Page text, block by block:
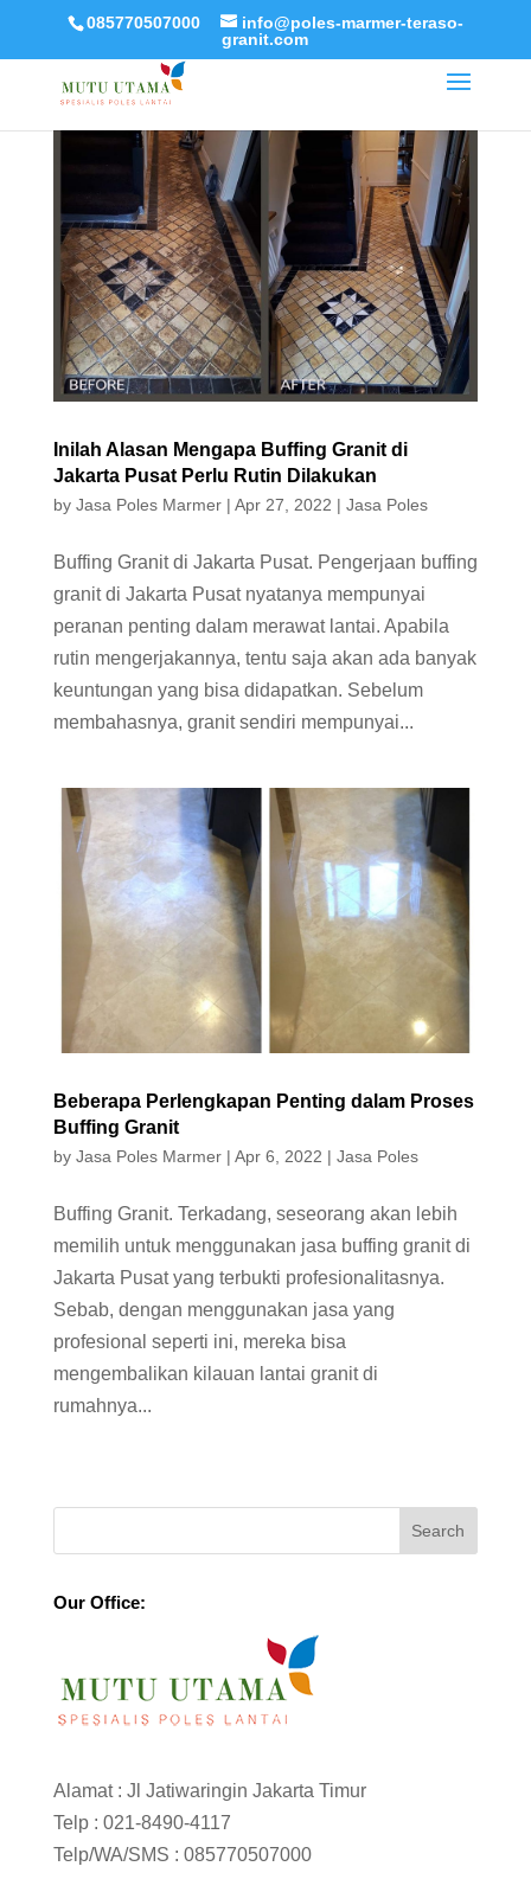
085770507000
info@poles-marmer-teraso-
granit.com
Inilah Alasan Mengapa Buffing Granit di
Jakarta Pusat Perlu Rutin Dilakukan
by Jasa Poles Marmer| Apr 27, 2022 | Jasa Poles
Buffing Granit di Jakarta Pusat. Pengerjaan buffing
granit di Jakarta Pusat nyatanya mempunyai
peranan penting dalam merawat lantai. Apabila
rutin mengerjakannya, tentu saja akan ada banyak
keuntungan yang bisa didapatkan. Sebelum
membahasnya, granit sendiri mempunyai...
Beberapa Perlengkapan Penting dalam Proses
Buffing Granit
by Jasa Poles Marmer| Apr 6, 2022 | Jasa Poles
Buffing Granit. Terkadang, seseorang akan lebih
memilih untuk menggunakan jasa buffing granit di
Jakarta Pusat yang terbukti profesionalitasnya.
Sebab, dengan menggunakan jasa yang
profesional seperti ini, mereka bisa
mengembalikan kilauan lantai granit di
rumahnya...
Our Office:
Alamat : Jl Jatiwaringin Jakarta Timur
Telp : 021-8490-4117
Telp/WA/SMS : 085770507000